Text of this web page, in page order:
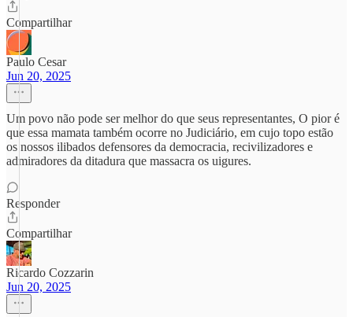
Compartilhar
Paulo Cesar
Jun 20, 2025
Um povo não pode ser melhor do que seus representantes, O pior é
que essa mamata também ocorre no Judiciário, em cujo topo estão
os nossos ilibados defensores da democracia, recivilizadores e
admiradores da ditadura que massacra os uigures.
Responder
Compartilhar
Ricardo Cozzarin
Jun 20, 2025